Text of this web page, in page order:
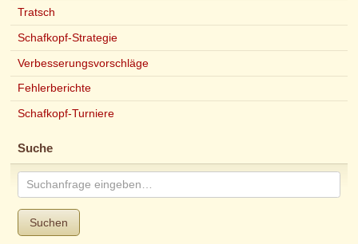
Tratsch
Schafkopf-Strategie
Verbesserungsvorschläge
Fehlerberichte
Schafkopf-Turniere
Suche
Suchen